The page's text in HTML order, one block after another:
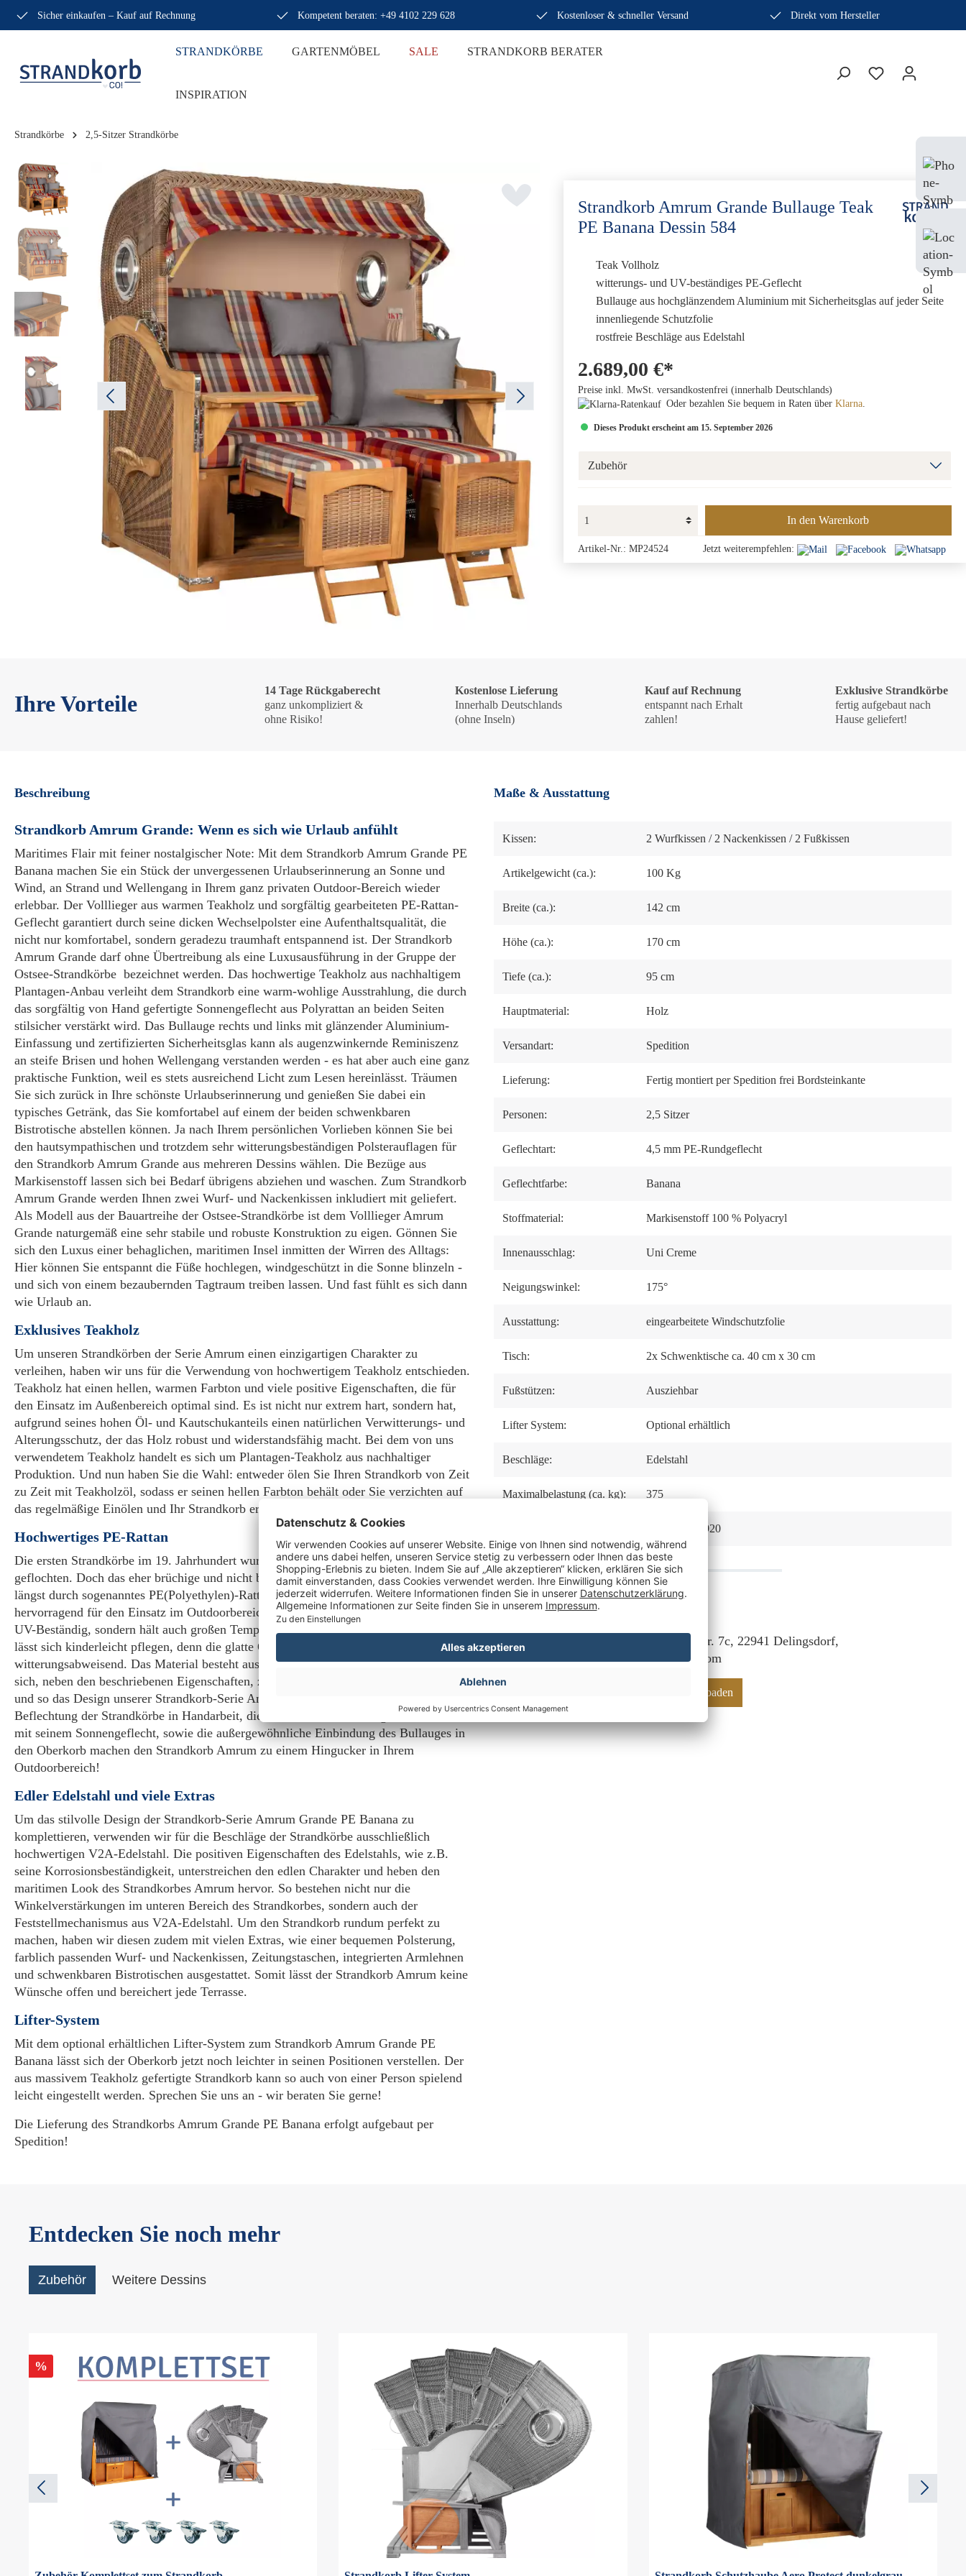
Sicher einkaufen – Kauf auf Rechnung Kompetent beraten: +49 4102 229 628 Kostenloser & schneller Versand Direkt vom Hersteller
STRANDKÖRBE GARTENMÖBEL SALE STRANDKORB BERATER
INSPIRATION
Strandkörbe 2,5-Sitzer Strandkörbe
Strandkorb Amrum Grande Bullauge Teak
PE Banana Dessin 584
Teak Vollholz
witterungs- und UV-beständiges PE-Geflecht
Bullauge aus hochglänzendem Aluminium mit Sicherheitsglas auf jeder Seite
innenliegende Schutzfolie
rostfreie Beschläge aus Edelstahl
2.689,00 €*
Preise inkl. MwSt. versandkostenfrei (innerhalb Deutschlands)
Oder bezahlen Sie bequem in Raten über Klarna.
Dieses Produkt erscheint am 15. September 2026
Zubehör
In den Warenkorb
Artikel-Nr.: MP24524 Jetzt weiterempfehlen:
Ihre Vorteile
14 Tage Rückgaberecht
ganz unkompliziert &
ohne Risiko!
Kostenlose Lieferung
Innerhalb Deutschlands
(ohne Inseln)
Kauf auf Rechnung
entspannt nach Erhalt
zahlen!
Exklusive Strandkörbe
fertig aufgebaut nach
Hause geliefert!
Beschreibung
Strandkorb Amrum Grande: Wenn es sich wie Urlaub anfühlt
Maritimes Flair mit feiner nostalgischer Note: Mit dem Strandkorb Amrum Grande PE
Banana machen Sie ein Stück der unvergessenen Urlaubserinnerung an Sonne und
Wind, an Strand und Wellengang in Ihrem ganz privaten Outdoor-Bereich wieder
erlebbar. Der Volllieger aus warmen Teakholz und sorgfältig gearbeiteten PE-Rattan-
Geflecht garantiert durch seine dicken Wechselpolster eine Aufenthaltsqualität, die
nicht nur komfortabel, sondern geradezu traumhaft entspannend ist. Der Strandkorb
Amrum Grande darf ohne Übertreibung als eine Luxusausführung in der Gruppe der
Ostsee-Strandkörbe bezeichnet werden. Das hochwertige Teakholz aus nachhaltigem
Plantagen-Anbau verleiht dem Strandkorb eine warm-wohlige Ausstrahlung, die durch
das sorgfältig von Hand gefertigte Sonnengeflecht aus Polyrattan an beiden Seiten
stilsicher verstärkt wird. Das Bullauge rechts und links mit glänzender Aluminium-
Einfassung und zertifizierten Sicherheitsglas kann als augenzwinkernde Reminiszenz
an steife Brisen und hohen Wellengang verstanden werden - es hat aber auch eine ganz
praktische Funktion, weil es stets ausreichend Licht zum Lesen hereinlässt. Träumen
Sie sich zurück in Ihre schönste Urlaubserinnerung und genießen Sie dabei ein
typisches Getränk, das Sie komfortabel auf einem der beiden schwenkbaren
Bistrotische abstellen können. Ja nach Ihrem persönlichen Vorlieben können Sie bei
den hautsympathischen und trotzdem sehr witterungsbeständigen Polsterauflagen für
den Strandkorb Amrum Grande aus mehreren Dessins wählen. Die Bezüge aus
Markisenstoff lassen sich bei Bedarf übrigens abziehen und waschen. Zum Strandkorb
Amrum Grande werden Ihnen zwei Wurf- und Nackenkissen inkludiert mit geliefert.
Als Modell aus der Bauartreihe der Ostsee-Strandkörbe ist dem Volllieger Amrum
Grande naturgemäß eine sehr stabile und robuste Konstruktion zu eigen. Gönnen Sie
sich den Luxus einer behaglichen, maritimen Insel inmitten der Wirren des Alltags:
Hier können Sie entspannt die Füße hochlegen, windgeschützt in die Sonne blinzeln -
und sich von einem bezaubernden Tagtraum treiben lassen. Und fast fühlt es sich dann
wie Urlaub an.
Exklusives Teakholz
Um unseren Strandkörben der Serie Amrum einen einzigartigen Charakter zu
verleihen, haben wir uns für die Verwendung von hochwertigem Teakholz entschieden.
Teakholz hat einen hellen, warmen Farbton und viele positive Eigenschaften, die für
den Einsatz im Außenbereich optimal sind. Es ist nicht nur extrem hart, sondern hat,
aufgrund seines hohen Öl- und Kautschukanteils einen natürlichen Verwitterungs- und
Alterungsschutz, der das Holz robust und widerstandsfähig macht. Bei dem von uns
verwendetem Teakholz handelt es sich um Plantagen-Teakholz aus nachhaltiger
Produktion. Und nun haben Sie die Wahl: entweder ölen Sie Ihren Strandkorb von Zeit
zu Zeit mit Teakholzöl, sodass er seinen hellen Farbton behält oder Sie verzichten auf
das regelmäßige Einölen und Ihr Strandkorb erhält seine typische graue Patina!
Hochwertiges PE-Rattan
Die ersten Strandkörbe im 19. Jahrhundert wurden traditionell aus Natur-Rattan
geflochten. Doch das eher brüchige und nicht besonders langlebige Material wurde
längst durch sogenanntes PE(Polyethylen)-Rattan ersetzt. PE-Rattan eignet sich
hervorragend für den Einsatz im Outdoorbereich, denn es ist nicht nur witterungs- und
UV-Beständig, sondern hält auch großen Temperaturschwankungen stand. Außerdem
lässt sich kinderleicht pflegen, denn die glatte Oberfläche ist schmutz- und
witterungsabweisend. Das Material besteht aus Polyethylen, einem Kunststoff, der
sich, neben den beschriebenen Eigenschaften, zudem vielfältig farblich gestalten lässt
und so das Design unserer Strandkorb-Serie Amrum perfekt unterstützt. Die liebevolle
Beflechtung der Strandkörbe in Handarbeit, die interessante Gestaltung des Seitenteils
mit seinem Sonnengeflecht, sowie die außergewöhnliche Einbindung des Bullauges in
den Oberkorb machen den Strandkorb Amrum zu einem Hingucker in Ihrem
Outdoorbereich!
Edler Edelstahl und viele Extras
Um das stilvolle Design der Strandkorb-Serie Amrum Grande PE Banana zu
komplettieren, verwenden wir für die Beschläge der Strandkörbe ausschließlich
hochwertigen V2A-Edelstahl. Die positiven Eigenschaften des Edelstahls, wie z.B.
seine Korrosionsbeständigkeit, unterstreichen den edlen Charakter und heben den
maritimen Look des Strandkorbes Amrum hervor. So bestehen nicht nur die
Winkelverstärkungen im unteren Bereich des Strandkorbes, sondern auch der
Feststellmechanismus aus V2A-Edelstahl. Um den Strandkorb rundum perfekt zu
machen, haben wir diesen zudem mit vielen Extras, wie einer bequemen Polsterung,
farblich passenden Wurf- und Nackenkissen, Zeitungstaschen, integrierten Armlehnen
und schwenkbaren Bistrotischen ausgestattet. Somit lässt der Strandkorb Amrum keine
Wünsche offen und bereichert jede Terrasse.
Lifter-System
Mit dem optional erhältlichen Lifter-System zum Strandkorb Amrum Grande PE
Banana lässt sich der Oberkorb jetzt noch leichter in seinen Positionen verstellen. Der
aus massivem Teakholz gefertigte Strandkorb kann so auch von einer Person spielend
leicht eingestellt werden. Sprechen Sie uns an - wir beraten Sie gerne!
Die Lieferung des Strandkorbs Amrum Grande PE Banana erfolgt aufgebaut per
Spedition!
Maße & Ausstattung
Kissen: 2 Wurfkissen / 2 Nackenkissen / 2 Fußkissen
Artikelgewicht (ca.): 100 Kg
Breite (ca.): 142 cm
Höhe (ca.): 170 cm
Tiefe (ca.): 95 cm
Hauptmaterial: Holz
Versandart: Spedition
Lieferung: Fertig montiert per Spedition frei Bordsteinkante
Personen: 2,5 Sitzer
Geflechtart: 4,5 mm PE-Rundgeflecht
Geflechtfarbe: Banana
Stoffmaterial: Markisenstoff 100 % Polyacryl
Innenausschlag: Uni Creme
Neigungswinkel: 175°
Ausstattung: eingearbeitete Windschutzfolie
Tisch: 2x Schwenktische ca. 40 cm x 30 cm
Fußstützen: Ausziehbar
Lifter System: Optional erhältlich
Beschläge: Edelstahl
Maximalbelastung (ca. kg): 375
4250792941920
Hersteller: Mr. Deko, Lübecker Str. 7c, 22941 Delingsdorf,
Deutschland, verkauf@mr-deko.com
Pflege- & Sicherheitshinweise downloaden
Entdecken Sie noch mehr
Zubehör Weitere Dessins
%